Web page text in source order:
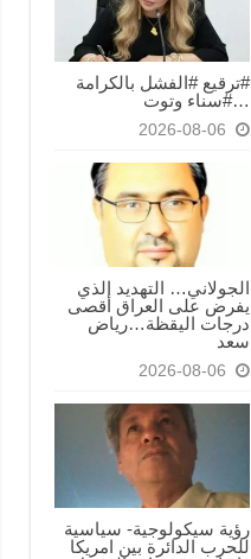
#ترقيع #الفشل بالكرامة
…#سناء وتوت
2026-08-06
الجولاني… التهديد الذي
يفرض على العراق أقصى
درجات اليقظة…رياض
سعد
2026-08-06
رؤية سيكولوجية- سياسية
للحرب الدائرة بين امريكا